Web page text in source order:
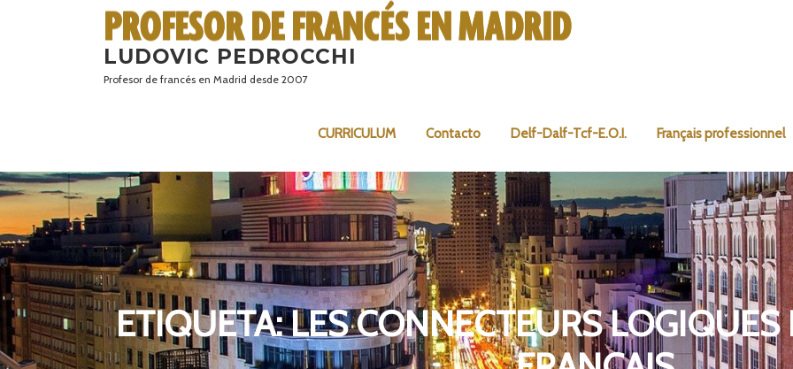
LUDOVIC PEDROCCHI
Profesor de francés en Madrid desde 2007
CURRICULUM Contacto Delf-Dalf-Tcf-E.O.I. Français professionnel
ETIQUETA:LES CONNECTEURS